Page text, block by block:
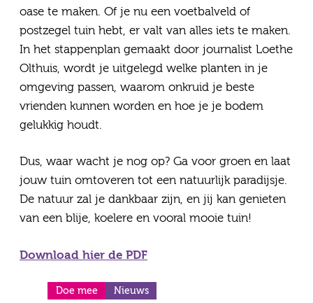
oase te maken. Of je nu een voetbalveld of
postzegel tuin hebt, er valt van alles iets te maken.
In het stappenplan gemaakt door journalist Loethe
Olthuis, wordt je uitgelegd welke planten in je
omgeving passen, waarom onkruid je beste
vrienden kunnen worden en hoe je je bodem
gelukkig houdt.
Dus, waar wacht je nog op? Ga voor groen en laat
jouw tuin omtoveren tot een natuurlijk paradijsje.
De natuur zal je dankbaar zijn, en jij kan genieten
van een blije, koelere en vooral mooie tuin!
Download hier de PDF
Doe mee Nieuws